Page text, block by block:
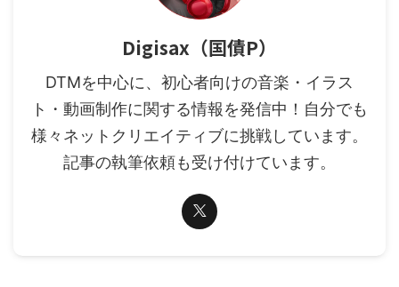
Digisax（国債P）
DTMを中心に、初心者向けの音楽・イラス
ト・動画制作に関する情報を発信中！自分でも
様々ネットクリエイティブに挑戦しています。
記事の執筆依頼も受け付けています。